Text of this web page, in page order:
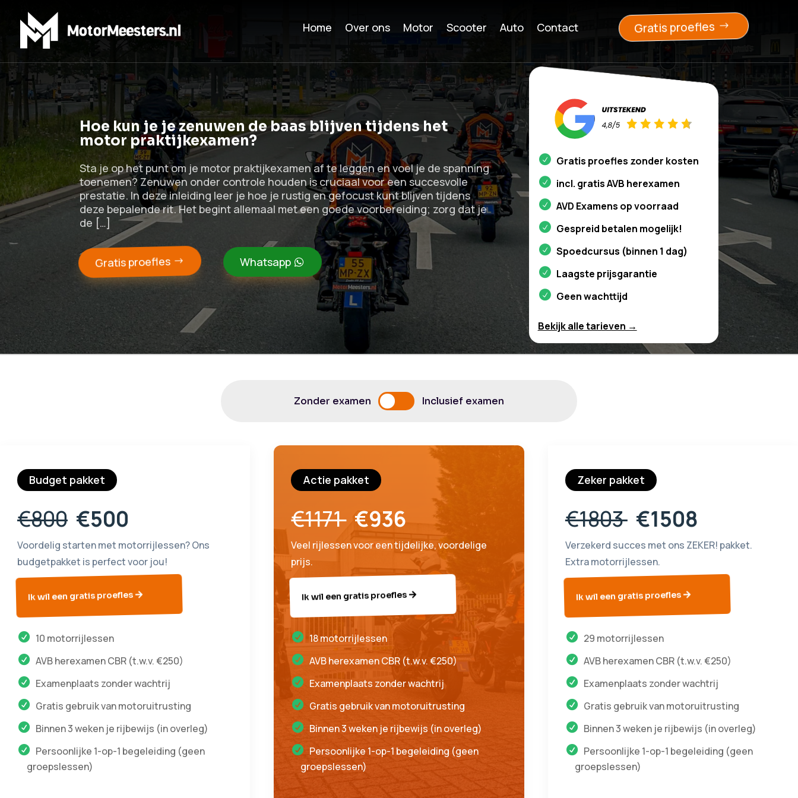
Home Over ons Motor Scooter Auto Contact Gratis proefles
Hoe kun je je zenuwen de baas blijven tijdens het
motor praktijkexamen?
Sta je op het punt om je motor praktijkexamen af te leggen en voel je de spanning
toenemen? Zenuwen onder controle houden is cruciaal voor een succesvolle
prestatie. In deze inleiding leer je hoe je rustig en gefocust kunt blijven tijdens
deze bepalende rit. Het begint allemaal met een goede voorbereiding; zorg dat je
de […]
Gratis proefles Whatsapp
Gratis proefles zonder kosten
incl. gratis AVB herexamen
AVD Examens op voorraad
Gespreid betalen mogelijk!
Spoedcursus (binnen 1 dag)
Laagste prijsgarantie
Geen wachttijd
Bekijk alle tarieven →
Zonder examen Inclusief examen
Budget pakket
€800 €500
Voordelig starten met motorrijlessen? Ons
budgetpakket is perfect voor jou!
Ik wil een gratis proefles
10 motorrijlessen
AVB herexamen CBR (t.w.v. €250)
Examenplaats zonder wachtrij
Gratis gebruik van motoruitrusting
Binnen 3 weken je rijbewijs (in overleg)
Persoonlijke 1-op-1 begeleiding (geen
groepslessen)
Actie pakket
€1171 €936
Veel rijlessen voor een tijdelijke, voordelige
prijs.
Ik wil een gratis proefles
18 motorrijlessen
AVB herexamen CBR (t.w.v. €250)
Examenplaats zonder wachtrij
Gratis gebruik van motoruitrusting
Binnen 3 weken je rijbewijs (in overleg)
Persoonlijke 1-op-1 begeleiding (geen
groepslessen)
Zeker pakket
€1803 €1508
Verzekerd succes met ons ZEKER! pakket.
Extra motorrijlessen.
Ik wil een gratis proefles
29 motorrijlessen
AVB herexamen CBR (t.w.v. €250)
Examenplaats zonder wachtrij
Gratis gebruik van motoruitrusting
Binnen 3 weken je rijbewijs (in overleg)
Persoonlijke 1-op-1 begeleiding (geen
groepslessen)